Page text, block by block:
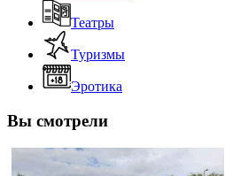
Театры
Туризмы
Эротика
Вы смотрели